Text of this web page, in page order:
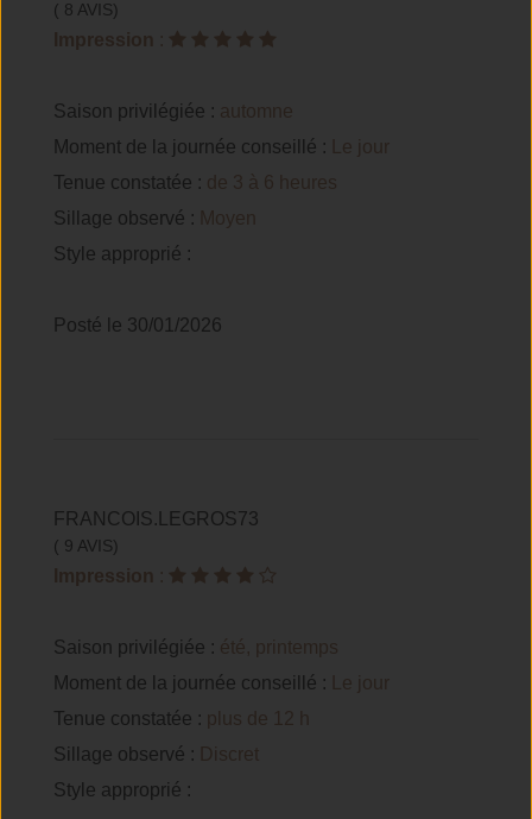
( 8 AVIS)
Impression :
Saison privilégiée : automne
Moment de la journée conseillé :
Le jour
Tenue constatée : de 3 à 6 heures
Sillage observé : Moyen
Style approprié :
Posté le 30/01/2026
FRANCOIS.LEGROS73
( 9 AVIS)
Impression :
Saison privilégiée : été, printemps
Moment de la journée conseillé :
Le jour
Tenue constatée : plus de 12 h
Sillage observé : Discret
Style approprié :